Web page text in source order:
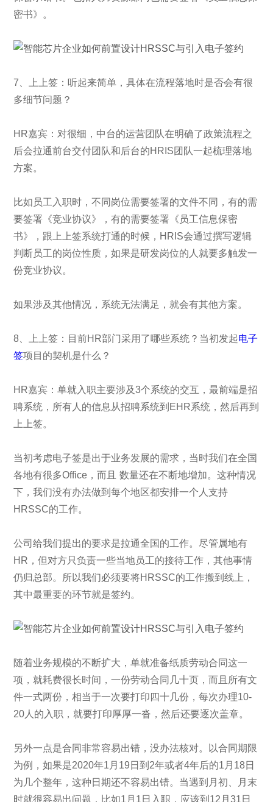
密书》。
7、上上签：听起来简单，具体在流程落地时是否会有很
多细节问题？
HR嘉宾：对很细，中台的运营团队在明确了政策流程之
后会拉通前台交付团队和后台的HRIS团队一起梳理落地
方案。
比如员工入职时，不同岗位需要签署的文件不同，有的需
要签署《竞业协议》，有的需要签署《员工信息保密
书》，跟上上签系统打通的时候，HRIS会通过撰写逻辑
判断员工的岗位性质，如果是研发岗位的人就要多触发一
份竞业协议。
如果涉及其他情况，系统无法满足，就会有其他方案。
8、上上签：目前HR部门采用了哪些系统？当初发起电子
签项目的契机是什么？
HR嘉宾：单就入职主要涉及3个系统的交互，最前端是招
聘系统，所有人的信息从招聘系统到EHR系统，然后再到
上上签。
当初考虑电子签是出于业务发展的需求，当时我们在全国
各地有很多Office，而且 数量还在不断地增加。这种情况
下，我们没有办法做到每个地区都安排一个人支持
HRSSC的工作。
公司给我们提出的要求是拉通全国的工作。尽管属地有
HR，但对方只负责一些当地员工的接待工作，其他事情
仍归总部。所以我们必须要将HRSSC的工作搬到线上，
其中最重要的环节就是签约。
随着业务规模的不断扩大，单就准备纸质劳动合同这一
项，就耗费很长时间，一份劳动合同几十页，而且所有文
件一式两份，相当于一次要打印四十几份，每次办理10-
20人的入职，就要打印厚厚一沓，然后还要逐次盖章。
另外一点是合同非常容易出错，没办法核对。以合同期限
为例，如果是2020年1月19日到2年或者4年后的1月18日
为几个整年，这种日期还不容易出错。当遇到月初、月末
时就很容易出问题，比如1月1日入职，应该到12月31日